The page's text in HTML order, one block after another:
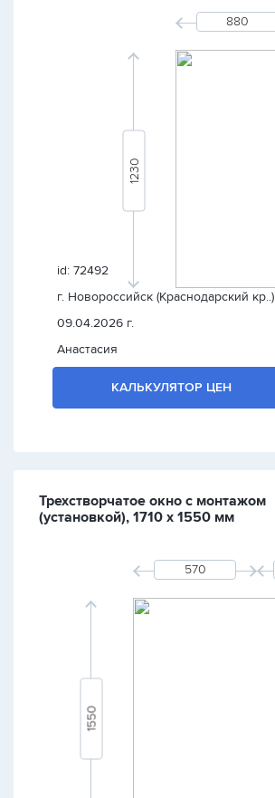
id: 72492
г. Новороссийск (Краснодарский кр..)
09.04.2026 г.
Анастасия
КАЛЬКУЛЯТОР ЦЕН
Трехстворчатое окно с монтажом
(установкой), 1710 х 1550 мм